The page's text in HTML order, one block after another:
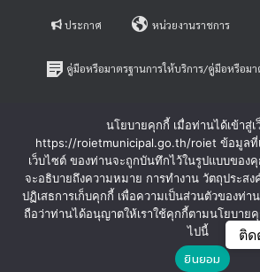
ประกาศ หน่วยงานราชการ
คู่มือหรือมาตรฐานการให้บริการ/คู่มือหรือม
หลักเกณฑ์การบริหารและพัฒนาทรั
ร้องเรียนการทุจริตและประพฤติมิชอบ
Hestia | Developed by
นโยบายคุกกี้ เมื่อท่านได้เข้าสู่เ
https://roietmunicipal.go.th/roiet ข้อมูลที่
เว็บไซต์ ของท่านจะถูกบันทึกไว้ในรูปแบบของ
จะอธิบายถึงความหมาย การทำงาน วัตถุประสง
ปฏิเสธการเก็บคุกกี้ เพื่อความเป็นส่วนตัวของท่า
ถือว่าท่านได้อนุญาตให้เราใช้คุกกี้ตามนโยบาย
ไปนี้
ยินยอม
ติด